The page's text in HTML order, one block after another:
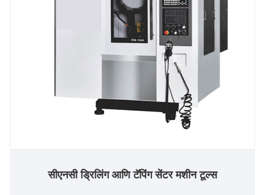
सीएनसी ड्रिलिंग आणि टॅपिंग सेंटर मशीन टूल्स